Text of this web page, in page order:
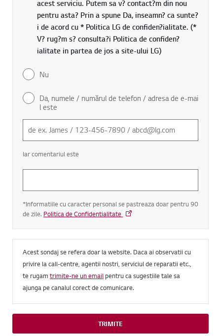
acest serviciu. Putem sa v? contact?m din nou
pentru asta? Prin a spune Da, inseamn? ca sunte?
i de acord cu * Politica LG de confiden?ialitate. (*
V? rug?m s? consulta?i Politica de confiden?
ialitate in partea de jos a site-ului LG)
Nu
Da, numele / numărul de telefon / adresa de e-mai
l este
Iar comentariul este
*Informatiile cu caracter personal se pastreaza doar pentru 90
de zile. Politica de Confidentialitate
Acest sondaj se refera doar la website. Daca ai observatii cu
privire la call-centre, agentii nostri, serviciul de reparatii etc.,
te rugam trimite-ne un emailpentru ca sugestiile tale sa
ajunga pe canalul corect de comunicare.
TRIMITE